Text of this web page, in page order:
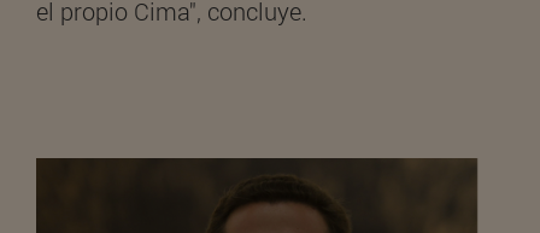
el propio Cima", concluye.